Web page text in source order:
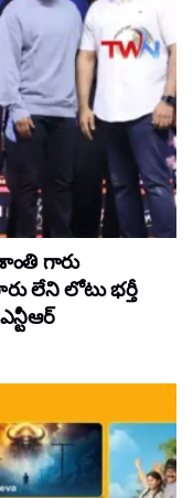
గారు
లేని లోటు భర్తీ